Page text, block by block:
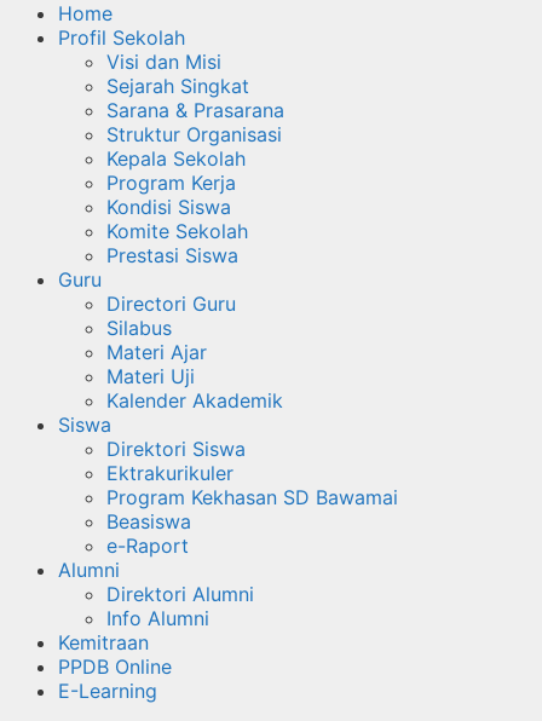
Home
Profil Sekolah
Visi dan Misi
Sejarah Singkat
Sarana & Prasarana
Struktur Organisasi
Kepala Sekolah
Program Kerja
Kondisi Siswa
Komite Sekolah
Prestasi Siswa
Guru
Directori Guru
Silabus
Materi Ajar
Materi Uji
Kalender Akademik
Siswa
Direktori Siswa
Ektrakurikuler
Program Kekhasan SD Bawamai
Beasiswa
e-Raport
Alumni
Direktori Alumni
Info Alumni
Kemitraan
PPDB Online
E-Learning